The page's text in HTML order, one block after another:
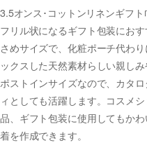
3.5オンス･コットンリネンギフ
フリル状になるギフト包装にお
さめサイズで、化粧ポーチ代わ
ックスした天然素材らしい親しみ
ポストインサイズなので、カタ
ィとしても活躍します。コスメ
品、ギフト包装に使用してもか
着を作成できます。